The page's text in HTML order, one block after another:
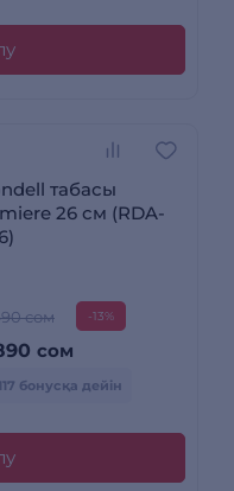
табасы
26 см (RDA-
сом -13%
сом
бонусқа дейін